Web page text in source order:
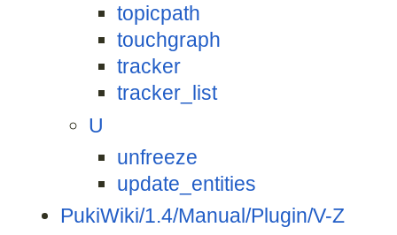
topicpath
touchgraph
tracker
tracker_list
U
unfreeze
update_entities
PukiWiki/1.4/Manual/Plugin/V-Z